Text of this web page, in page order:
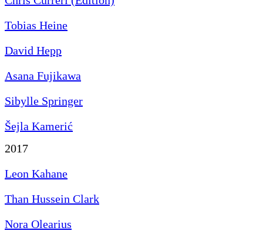
Tobias Heine
David Hepp
Asana Fujikawa
Sibylle Springer
Šejla Kamerić
2017
Leon Kahane
Than Hussein Clark
Nora Olearius